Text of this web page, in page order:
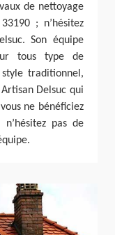
de nettoyage
; n’hésitez
Son équipe
tous type de
traditionnel,
Delsuc qui
ne bénéficiez
pas de